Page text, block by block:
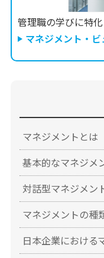
管理職の学びに特
マネジメント・ビ
マネジメントとは
基本的なマネジメ
対話型マネジメン
マネジメントの種
日本企業における